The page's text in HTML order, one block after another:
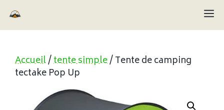
au
contenu
Accueil/tente simple/ Tente de camping
tectake Pop Up